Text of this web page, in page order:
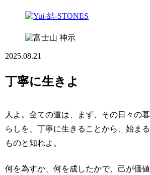
神示
2025.08.21
丁寧に生きよ
人よ。全ての道は、まず、その日々の暮
らしを、丁寧に生きることから、始まる
ものと知れよ。
何を為すか、何を成したかで、己が価値